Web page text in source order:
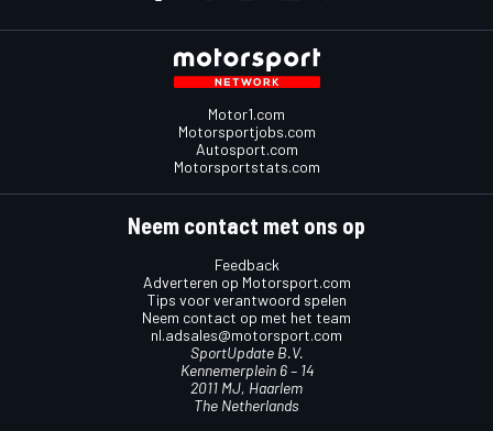
Motor1.com
Motorsportjobs.com
Autosport.com
Motorsportstats.com
Neem contact met ons op
Feedback
Adverteren op Motorsport.com
Tips voor verantwoord spelen
Neem contact op met het team
nl.adsales@motorsport.com
SportUpdate B.V.
Kennemerplein 6 – 14
2011 MJ, Haarlem
The Netherlands